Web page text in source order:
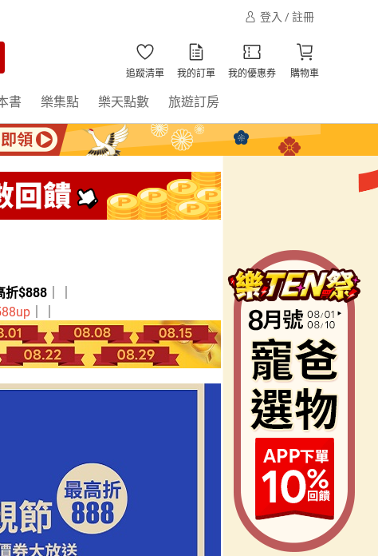
登入 / 註冊
追蹤清單 我的訂單 我的優惠券 購物車
書 樂集點 樂天點數 旅遊訂房
折$888
｜｜